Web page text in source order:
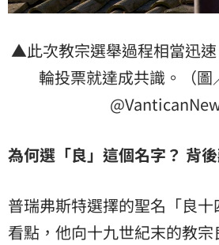
▲此次教宗選舉過程相當迅
輪投票就達成共識。（圖
為何選「良」這個名字？ 背
普瑞弗斯特選擇的聖名「良
看點，他向十九世紀末的教